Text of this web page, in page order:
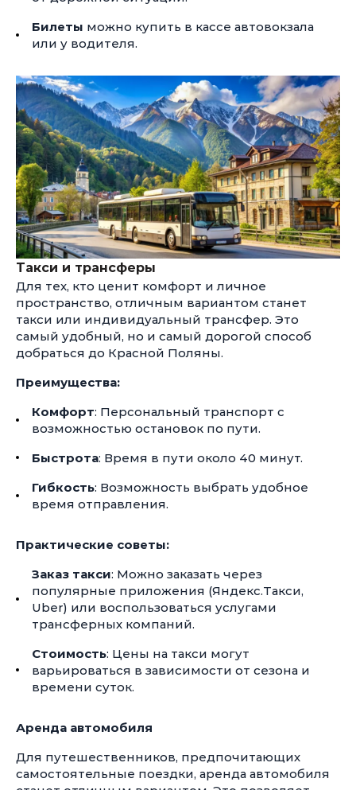
Билеты можно купить в кассе автовокзала
или у водителя.
Такси и трансферы
Для тех, кто ценит комфорт и личное
пространство, отличным вариантом станет
такси или индивидуальный трансфер. Это
самый удобный, но и самый дорогой способ
добраться до Красной Поляны.
Преимущества:
Комфорт: Персональный транспорт с
возможностью остановок по пути.
Быстрота: Время в пути около 40 минут.
Гибкость: Возможность выбрать удобное
время отправления.
Практические советы:
Заказ такси: Можно заказать через
популярные приложения (Яндекс.Такси,
Uber) или воспользоваться услугами
трансферных компаний.
Стоимость: Цены на такси могут
варьироваться в зависимости от сезона и
времени суток.
Аренда автомобиля
Для путешественников, предпочитающих
самостоятельные поездки, аренда автомобиля